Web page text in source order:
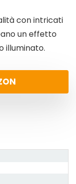
con intricati
un effetto
illuminato.